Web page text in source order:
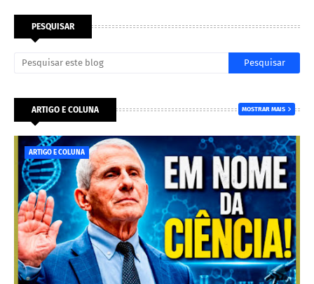
PESQUISAR
ARTIGO E COLUNA MOSTRAR MAIS
ARTIGO E COLUNA